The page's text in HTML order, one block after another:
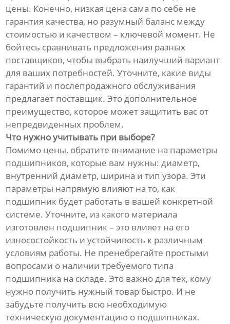
цены. Конечно, низкая цена сама по себе не
гарантия качества, но разумный баланс между
стоимостью и качеством – ключевой момент. Не
бойтесь сравнивать предложения разных
поставщиков, чтобы выбрать наилучший вариант
для ваших потребностей. Уточните, какие виды
гарантий и послепродажного обслуживания
предлагает поставщик. Это дополнительное
преимущество, которое может защитить вас от
непредвиденных проблем.
Что нужно учитывать при выборе?
Помимо цены, обратите внимание на параметры
подшипников, которые вам нужны: диаметр,
внутренний диаметр, ширина и тип узора. Эти
параметры напрямую влияют на то, как
подшипник будет работать в вашей конкретной
системе. Уточните, из какого материала
изготовлен подшипник – это влияет на его
износостойкость и устойчивость к различным
условиям работы. Не пренебрегайте простыми
вопросами о наличии требуемого типа
подшипника на складе. Это важно для тех, кому
нужно получить нужный товар быстро. И не
забудьте получить всю необходимую
техническую документацию о подшипниках.